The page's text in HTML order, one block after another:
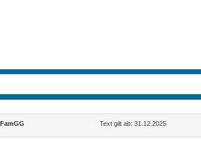
Text gilt ab: 31.12.2025